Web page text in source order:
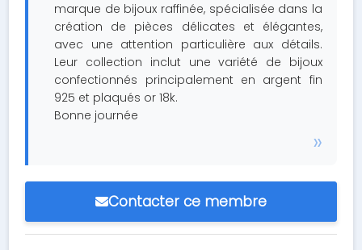
marque de bijoux raffinée, spécialisée dans la
création de pièces délicates et élégantes,
avec une attention particulière aux détails.
Leur collection inclut une variété de bijoux
confectionnés principalement en argent fin
925 et plaqués or 18k.
Bonne journée
Contacter ce membre